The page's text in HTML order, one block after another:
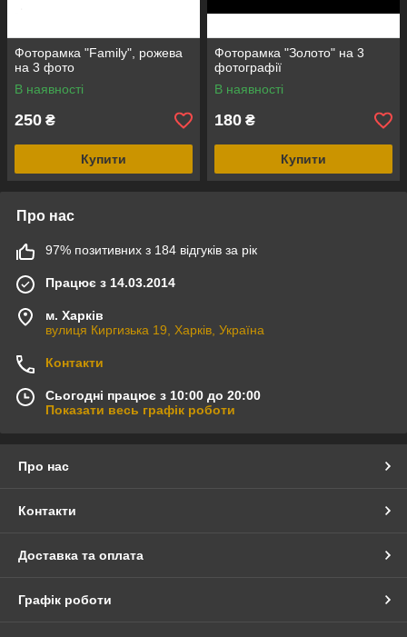
Фоторамка "Family", рожева
на 3 фото
В наявності
250 ₴
Купити
Фоторамка "Золото" на 3
фотографії
В наявності
180 ₴
Купити
Про нас
97% позитивних з 184 відгуків за рік
Працює з 14.03.2014
м. Харків
вулиця Киргизька 19, Харків, Україна
Контакти
Сьогодні працює з 10:00 до 20:00
Показати весь графік роботи
Про нас
Контакти
Доставка та оплата
Графік роботи